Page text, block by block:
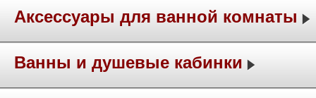
Аксессуары для ванной комнаты
Ванны и душевые кабинки